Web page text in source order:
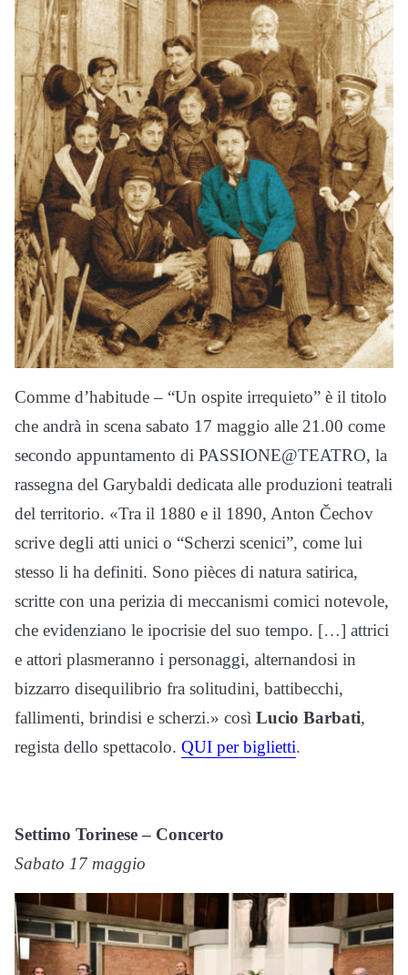
Comme d’habitude – “Un ospite irrequieto” è il titolo
che andrà in scena sabato 17 maggio alle 21.00 come
secondo appuntamento di PASSIONE@TEATRO, la
rassegna del Garybaldi dedicata alle produzioni teatrali
del territorio. «Tra il 1880 e il 1890, Anton Čechov
scrive degli atti unici o “Scherzi scenici”, come lui
stesso li ha definiti. Sono pièces di natura satirica,
scritte con una perizia di meccanismi comici notevole,
che evidenziano le ipocrisie del suo tempo. […] attrici
e attori plasmeranno i personaggi, alternandosi in
bizzarro disequilibrio fra solitudini, battibecchi,
fallimenti, brindisi e scherzi.» così Lucio Barbati,
regista dello spettacolo. QUI per biglietti.
Settimo Torinese – Concerto
Sabato 17 maggio